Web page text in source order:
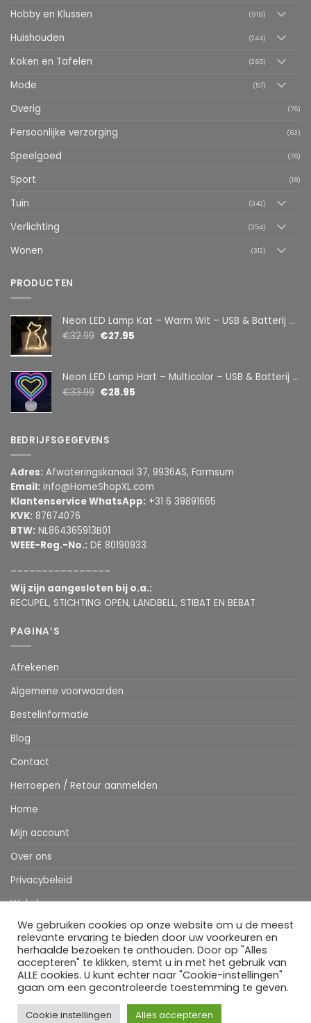
Hobby en Klussen (919)
Huishouden (244)
Koken en Tafelen (265)
Mode (57)
Overig (76)
Persoonlijke verzorging (63)
Speelgoed (76)
Sport (18)
Tuin (342)
Verlichting (354)
Wonen (312)
PRODUCTEN
Neon LED Lamp Kat – Warm Wit – USB & Batterij – Decoratieve Tafellamp voor Kinderkamer – 28,5 x 24,5 cm
€32.99 €27.95
Neon LED Lamp Hart – Multicolor – USB & Batterij – Hartvormige Sfeerlamp – Kinderkamer & Slaapkamer – 25,2 x 23 cm
€33.99 €28.95
BEDRIJFSGEGEVENS
Adres: Afwateringskanaal 37, 9936AS, Farmsum
Email: info@HomeShopXL.com
Klantenservice WhatsApp: +31 6 39891665
KVK: 87674076
BTW: NL864365913B01
WEEE-Reg.-No.: DE 80190933
Wij zijn aangesloten bij o.a.:
RECUPEL, STICHTING OPEN, LANDBELL, STIBAT EN BEBAT
PAGINA’S
Afrekenen
Algemene voorwaarden
Bestelinformatie
Blog
Contact
Herroepen / Retour aanmelden
Home
Mijn account
Over ons
Privacybeleid
Webshop
Winkelwagen
Stripe MasterCardIDeal BancontactKlarna
Apple
Pay
HOME WEBSHOP MIJN ACCOUNT BESTELINFORMATIE
CONTACT
We gebruiken cookies op onze website om u de meest
relevante ervaring te bieden door uw voorkeuren en
herhaalde bezoeken te onthouden. Door op "Alles
accepteren" te klikken, stemt u in met het gebruik van
ALLE cookies. U kunt echter naar "Cookie-instellingen"
gaan om een gecontroleerde toestemming te geven.
Cookie instellingen Alles accepteren